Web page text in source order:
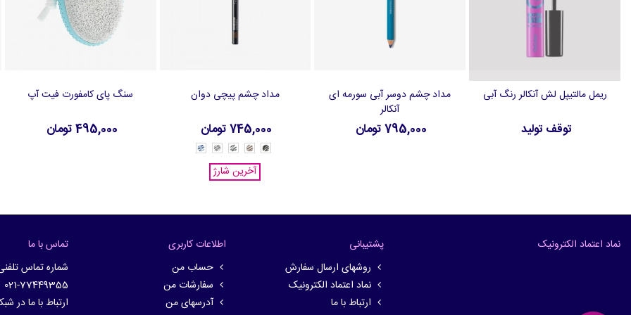
افزودن به علاقه‌مندی‌ها
ریمل مالتیپل لش آنکالر رنگ آبی
توقف تولید
افزودن به سبد خرید
مداد چشم دوسر آبی سورمه ای
آنکالر
795,000 تومان
افزودن به سبد خرید
مداد چشم پیچی دوان
745,000 تومان
Pitch
Black
36547
36548
-
Hickory
Brown
Forest
Green
-
36550
Urban
Grey
-
36551
Skyline
Blue
آخرین شارژ
افزودن به سبد خرید
سنگ پای کامفورت فیت آپ
495,000 تومان
نماد اعتماد الکترونیک
پشتیبانی
روشهای ارسال سفارش
نماد اعتماد الکترونیک
ارتباط با ما
اطلاعات کاربری
حساب من
سفارشات من
آدرسهای من
تماس با ما
شماره تماس
021-77449355
ارتباط با ما در